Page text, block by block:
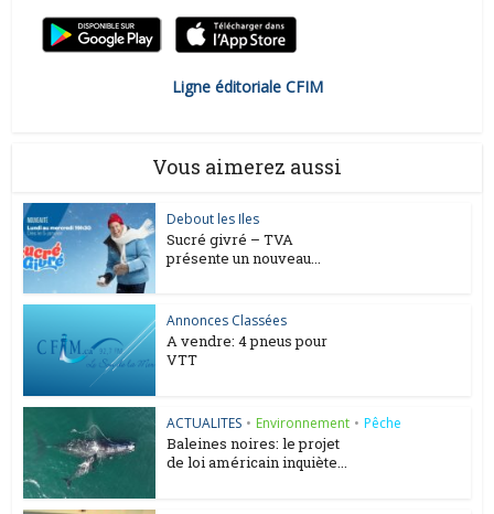
Ligne éditoriale CFIM
Vous aimerez aussi
Debout les Iles
Sucré givré – TVA
présente un nouveau...
Annonces Classées
A vendre: 4 pneus pour
VTT
ACTUALITES • Environnement • Pêche
Baleines noires: le projet
de loi américain inquiète...